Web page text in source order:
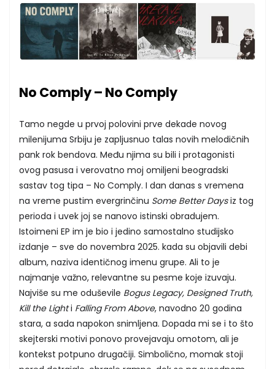
No Comply – No Comply
Tamo negde u prvoj polovini prve dekade novog
milenijuma Srbiju je zapljusnuo talas novih melodičnih
pank rok bendova. Među njima su bili i protagonisti
ovog pasusa i verovatno moj omiljeni beogradski
sastav tog tipa – No Comply. I dan danas s vremena
na vreme pustim evergrinčinu Some Better Daysiz tog
perioda i uvek joj se nanovo istinski obradujem.
Istoimeni EP im je bio i jedino samostalno studijsko
izdanje – sve do novembra 2025. kada su objavili debi
album, naziva identičnog imenu grupe. Ali to je
najmanje važno, relevantne su pesme koje izuvaju.
Najviše su me oduševile Bogus Legacy, Designed Truth,
Kill the Lighti Falling From Above, navodno 20 godina
stara, a sada napokon snimljena. Dopada mi se i to što
skejterski motivi ponovo provejavaju omotom, ali je
kontekst potpuno drugačiji. Simbolično, momak stoji